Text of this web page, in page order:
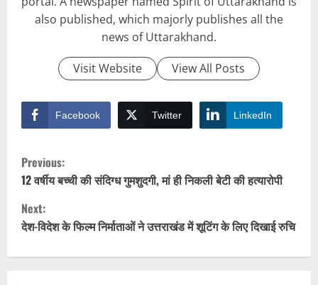
also published, which majorly publishes all the
news of Uttarakhand.
Visit Website
View All Posts
Facebook Twitter LinkedIn
C
o
n
Previous:
12 वर्षीय बच्ची की संदिग्ध गुमशुदगी, मां ही निकली बेटी की हत्यारोपी
Next:
देश-विदेश के फिल्म निर्माताओं ने उत्तराखंड में शूटिंग के लिए दिखाई रुचि